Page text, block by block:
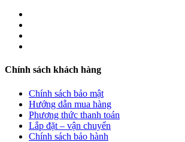
Chính sách khách hàng
Chính sách bảo mật
Hướng dẫn mua hàng
Phương thức thanh toán
Lắp đặt – vận chuyển
Chính sách bảo hành